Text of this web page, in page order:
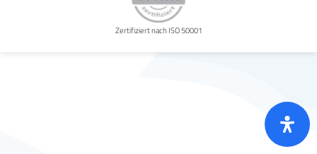
Zertifiziert nach ISO 50001